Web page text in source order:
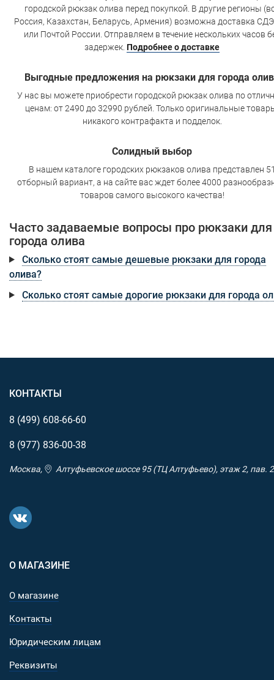
городской рюкзак олива перед покупкой. В другие регионы
Россия, Казахстан, Беларусь, Армения) возможна доставка
или Почтой России. Отправляем в течение нескольких часов
задержек. Подробнее о доставке
Выгодные предложения на рюкзаки для города
У нас вы можете приобрести городской рюкзак олива по
ценам: от 2490 до 32990 рублей. Только оригинальные
никакого контрафакта и подделок.
Солидный выбор
В нашем каталоге городских рюкзаков олива представлен
отборный вариант, а на сайте вас ждет более 4000
товаров самого высокого качества!
Часто задаваемые вопросы про рюкзаки для
города олива
Сколько стоят самые дешевые рюкзаки для города
олива?
Сколько стоят самые дорогие рюкзаки для города
КОНТАКТЫ
8 (499) 608-66-60
8 (977) 836-00-38
Москва, Алтуфьевское шоссе 95 (ТЦ Алтуфьево), этаж 2, пав. 2
О МАГАЗИНЕ
О магазине
Контакты
Юридическим лицам
Реквизиты